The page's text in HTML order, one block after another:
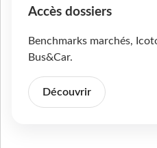
Accès dossiers
Benchmarks marchés,
Bus&Car.
Découvrir